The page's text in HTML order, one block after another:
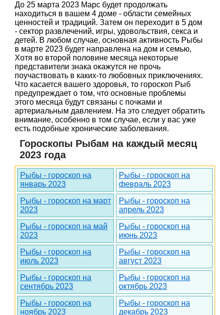
До 25 марта 2023 Марс будет продолжать
находиться в вашем 4 доме - области семейных
ценностей и традиций. Затем он переходит в 5 дом
- сектор развлечений, игры, удовольствия, секса и
детей. В любом случае, основная активность Рыбы
в марте 2023 будет направлена на дом и семью,
Хотя во второй половине месяца некоторые
представители знака окажутся не прочь
поучаствовать в каких-то любовных приключениях.
Что касается вашего здоровья, то гороскоп Рыб
предупреждает о том, что основные проблемы
этого месяца будут связаны с почками и
артериальным давлением. На это следует обратить
внимание, особенно в том случае, если у вас уже
есть подобные хронические заболевания.
Гороскопы Рыбам на каждый месяц
2023 года
Рыбы - гороскоп на
январь 2023
Рыбы - гороскоп на
февраль 2023
Рыбы - гороскоп на март
2023
Рыбы - гороскоп на
апрель 2023
Рыбы - гороскоп на май
2023
Рыбы - гороскоп на
июнь 2023
Рыбы - гороскоп на
июль 2023
Рыбы - гороскоп на
август 2023
Рыбы - гороскоп на
сентябрь 2023
Рыбы - гороскоп на
октябрь 2023
Рыбы - гороскоп на
ноябрь 2023
Рыбы - гороскоп на
декабрь 2023